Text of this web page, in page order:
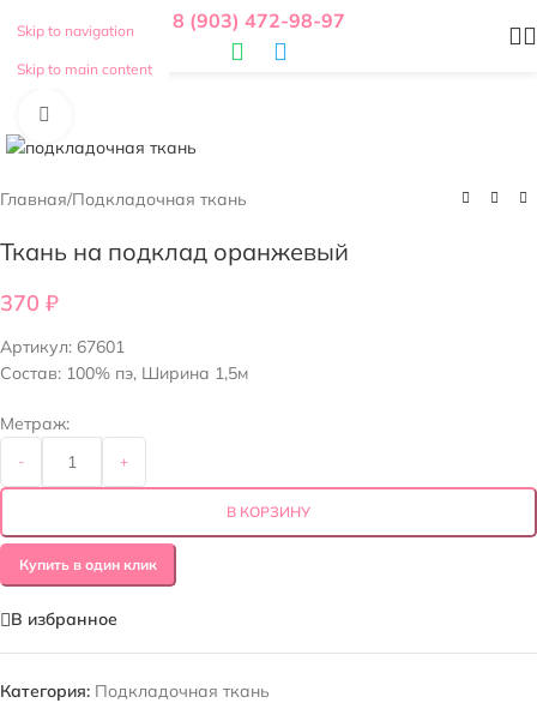
Skip to navigation
Skip to main content
8 (903) 472-98-97
Главная/Подкладочная ткань
Ткань на подклад оранжевый
370 ₽
Артикул: 67601
Состав: 100% пэ, Ширина 1,5м
Метраж:
- +
В КОРЗИНУ
Купить в один клик
В избранное
Категория: Подкладочная ткань